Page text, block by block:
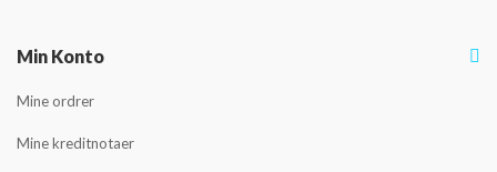
Min Konto
Mine ordrer
Mine kreditnotaer